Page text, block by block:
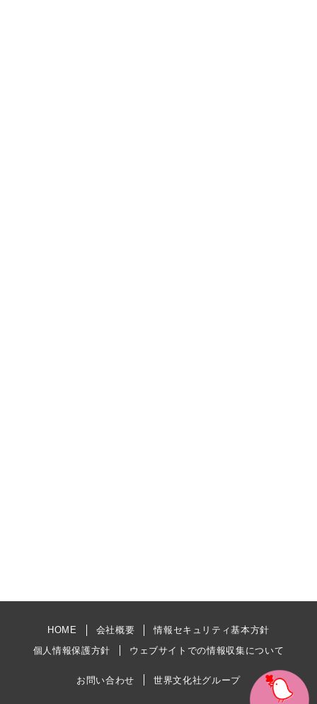
HOME 会社概要
情報セキュリティ基本方針
個人情報保護方針
ウェブサイトでの情報収集について
お問い合わせ 世界文化社グループ